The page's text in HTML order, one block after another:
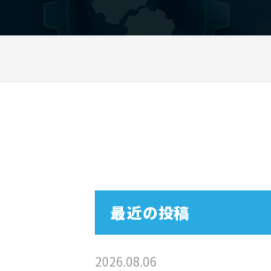
最近の投稿
2026.08.06